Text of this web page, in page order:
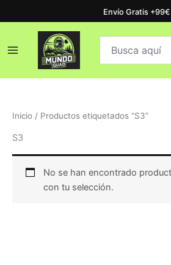
al
Envío Gratis +99€
Buscar
productos
Inicio / Productos etiquetados “S3”
S3
No se han encontrado
con tu selección.